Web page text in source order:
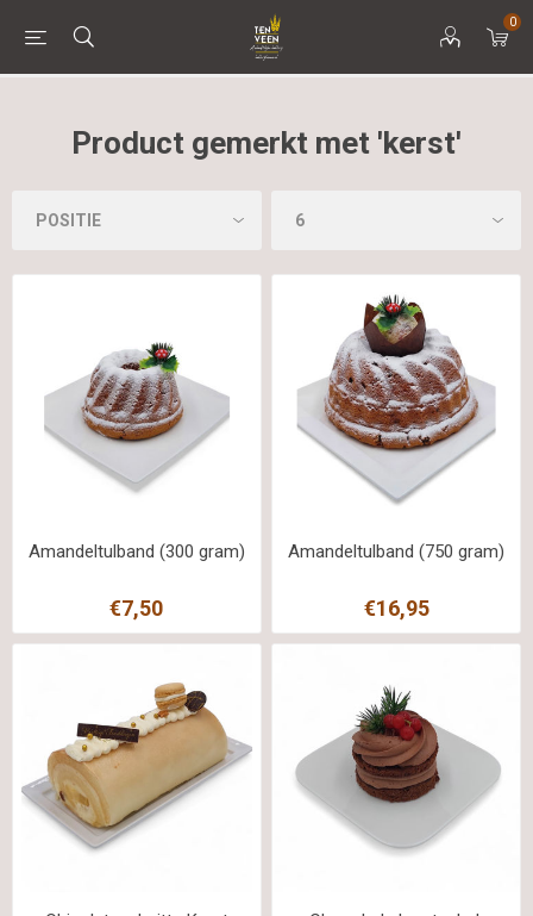
0
Product gemerkt met 'kerst'
Amandeltulband (300 gram)
€7,50
Amandeltulband (750 gram)
€16,95